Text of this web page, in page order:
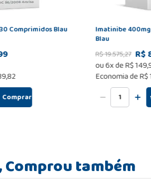
Comprimidos Blau
Comprar
Imatinibe
Blau
R$19.575,27 R$
ou6x deR$149,
Economia deR$
Comprou também